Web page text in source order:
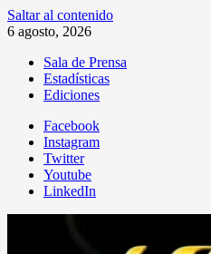
Saltar al contenido
6 agosto, 2026
Sala de Prensa
Estadísticas
Ediciones
Facebook
Instagram
Twitter
Youtube
LinkedIn